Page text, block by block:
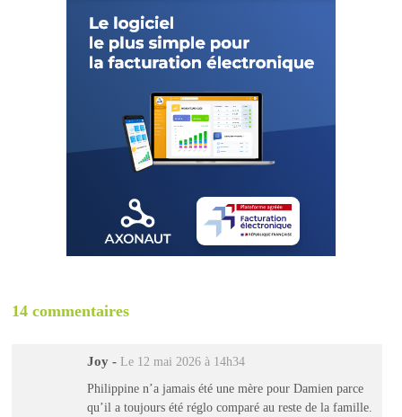
14 commentaires
Joy - Le 12 mai 2026 à 14h34
Philippine n’a jamais été une mère pour Damien parce
qu’il a toujours été réglo comparé au reste de la famille.